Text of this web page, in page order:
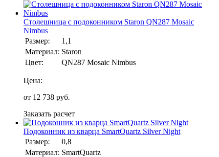
Столешница с подоконником Staron QN287 Mosaic
Nimbus
Размер:
1,1
Материал: Staron
Цвет:
QN287 Mosaic Nimbus
Цена:
от 12 738 руб.
Заказать расчет
Подоконник из кварца SmartQuartz Silver Night
Размер:
0,8
Материал: SmartQuartz